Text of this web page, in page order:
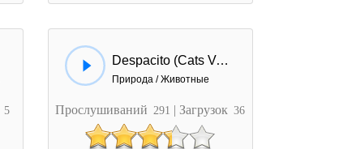
5
Despacito (Cats Version)
Природа / Животные
Прослушиваний 291 | Загрузок 36